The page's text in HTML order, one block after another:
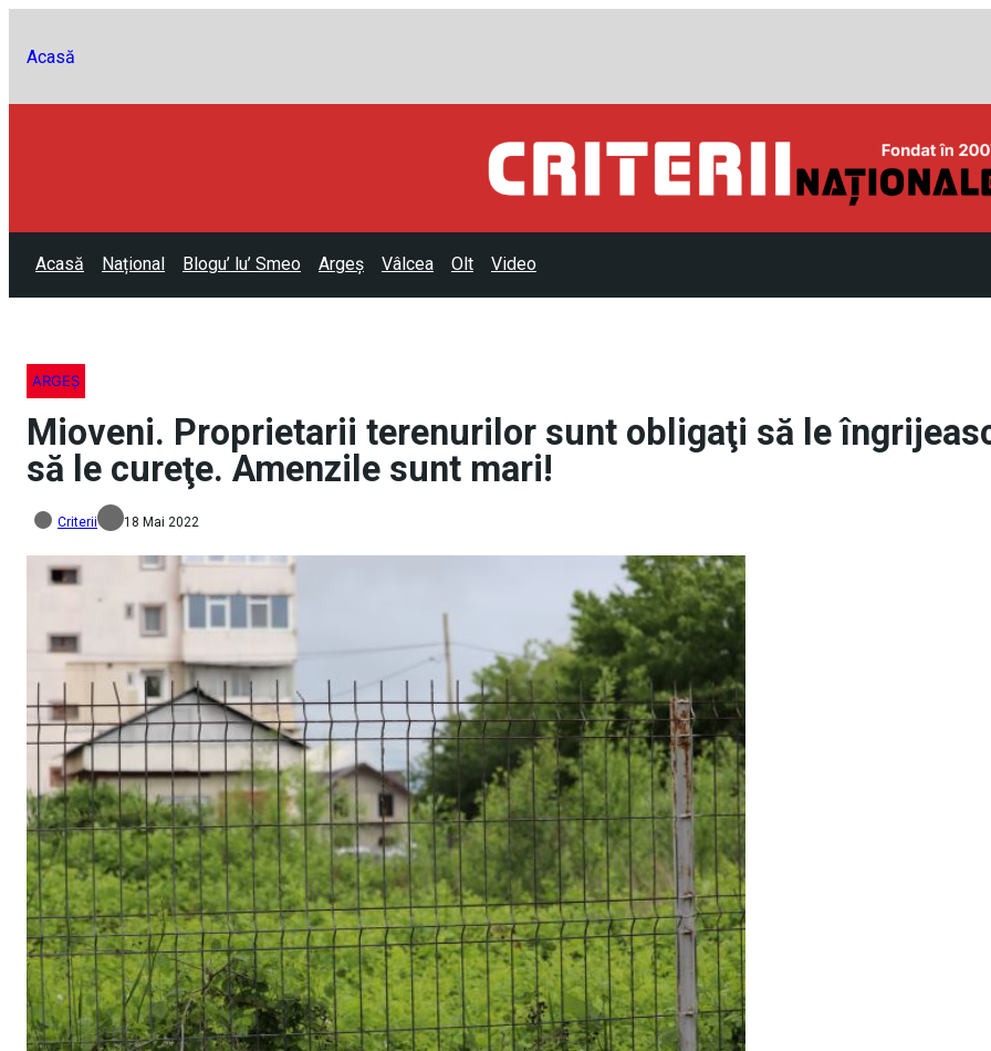
Acasă
Acasă Național Blogu’ lu’ Smeo Argeș Vâlcea Olt Video
ARGEȘ
Mioveni. Proprietarii terenurilor sunt obligaţi să le
să le cureţe. Amenzile sunt mari!
Criterii 18 Mai 2022